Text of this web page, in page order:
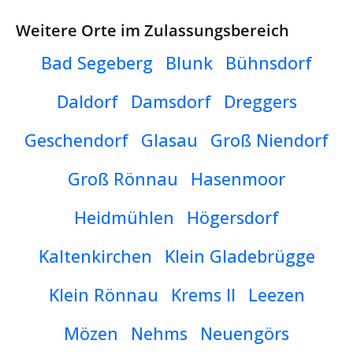
Weitere Orte im Zulassungsbereich
Bad Segeberg Blunk
Bühnsdorf
Daldorf
Damsdorf
Dreggers
Geschendorf Glasau
Groß Niendorf
Groß Rönnau
Hasenmoor
Heidmühlen
Högersdorf
Kaltenkirchen
Klein Gladebrügge
Klein Rönnau
Krems II
Leezen
Mözen
Nehms
Neuengörs